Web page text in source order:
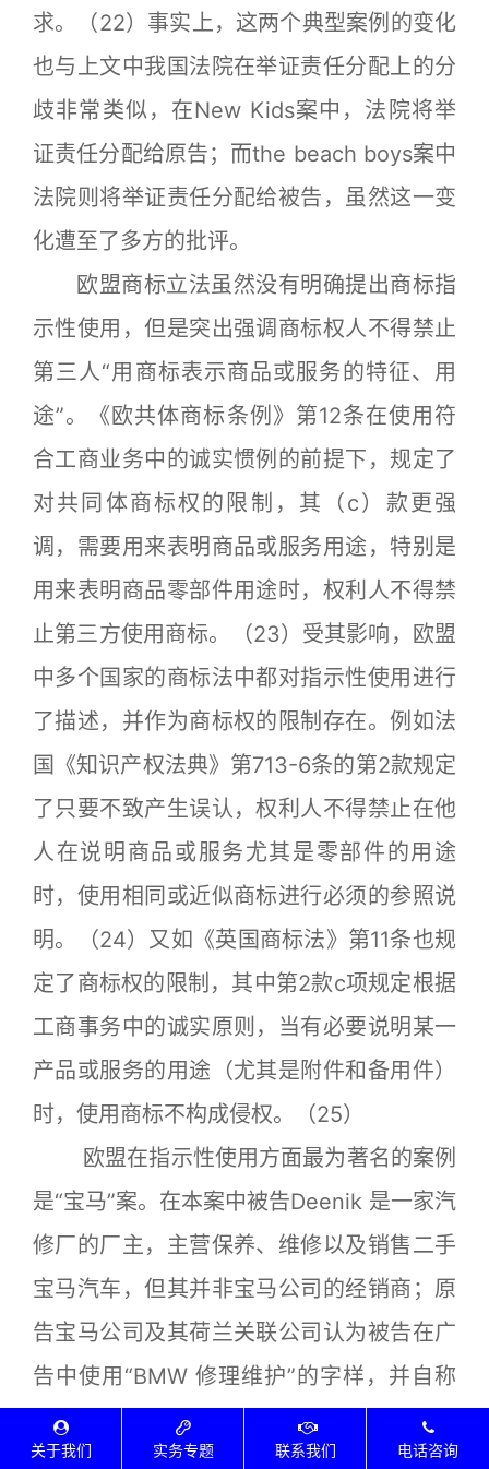
求。（22）事实上，这两个典型案例的变化
也与上文中我国法院在举证责任分配上的分
歧非常类似，在New Kids案中，法院将举
证责任分配给原告；而the beach boys案中
法院则将举证责任分配给被告，虽然这一变
化遭至了多方的批评。
欧盟商标立法虽然没有明确提出商标指
示性使用，但是突出强调商标权人不得禁止
第三人“用商标表示商品或服务的特征、用
途”。《欧共体商标条例》第12条在使用符
合工商业务中的诚实惯例的前提下，规定了
对共同体商标权的限制，其（c）款更强
调，需要用来表明商品或服务用途，特别是
用来表明商品零部件用途时，权利人不得禁
止第三方使用商标。（23）受其影响，欧盟
中多个国家的商标法中都对指示性使用进行
了描述，并作为商标权的限制存在。例如法
国《知识产权法典》第713-6条的第2款规定
了只要不致产生误认，权利人不得禁止在他
人在说明商品或服务尤其是零部件的用途
时，使用相同或近似商标进行必须的参照说
明。（24）又如《英国商标法》第11条也规
定了商标权的限制，其中第2款c项规定根据
工商事务中的诚实原则，当有必要说明某一
产品或服务的用途（尤其是附件和备用件）
时，使用商标不构成侵权。（25）
欧盟在指示性使用方面最为著名的案例
是“宝马”案。在本案中被告Deenik 是一家汽
修厂的厂主，主营保养、维修以及销售二手
宝马汽车，但其并非宝马公司的经销商；原
告宝马公司及其荷兰关联公司认为被告在广
告中使用“BMW 修理维护”的字样，并自称
是“BMW 专家”侵犯了其商标权。本案从荷
兰地方法院一直上诉到荷兰最高法院，最后
关于我们 实务专题 联系我们 电话咨询